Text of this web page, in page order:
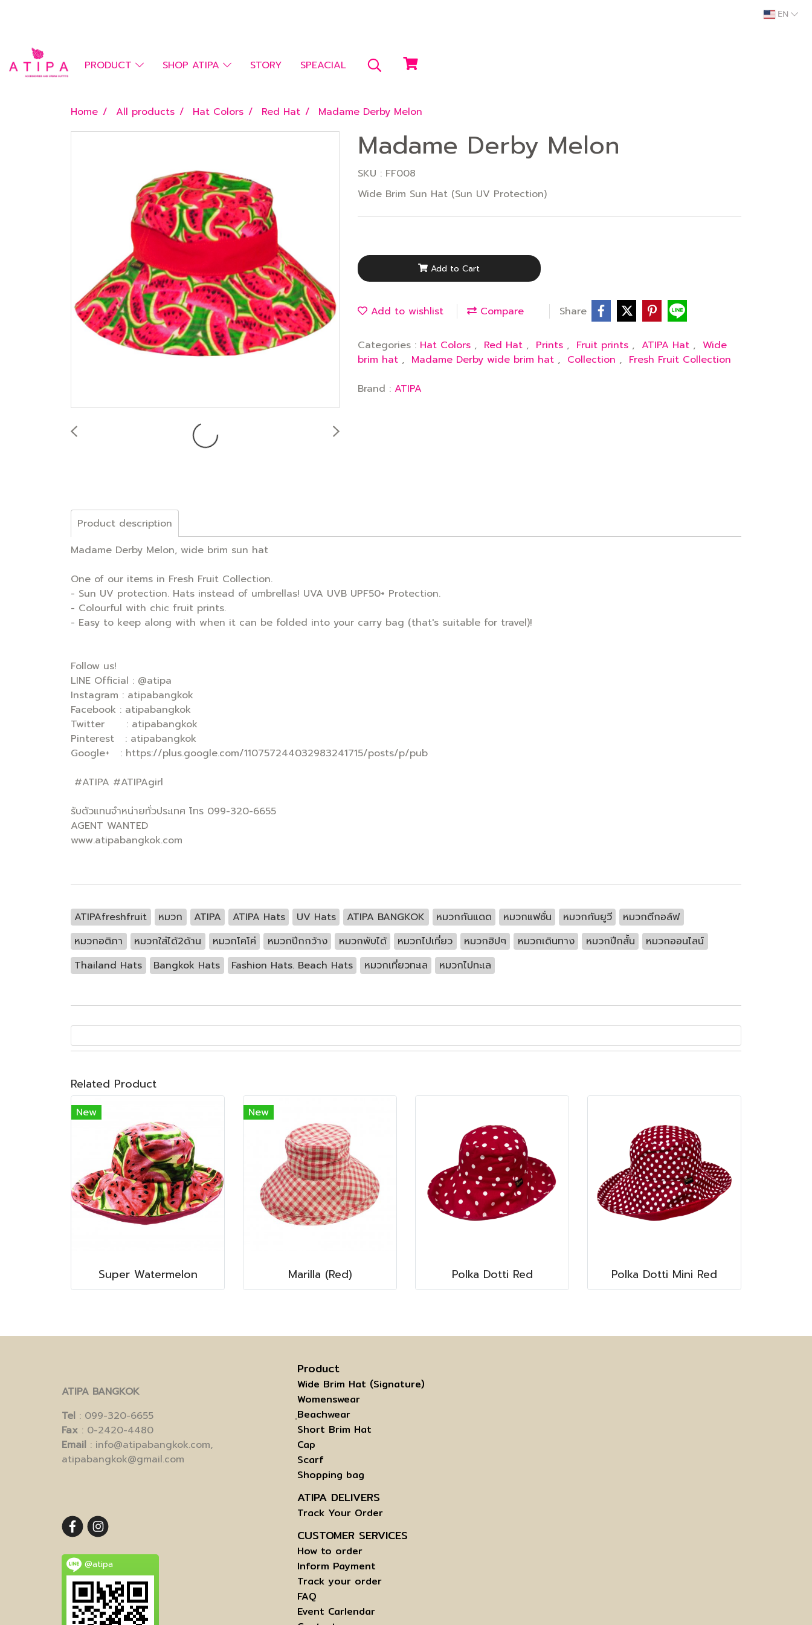
EN
PRODUCT SHOP ATIPA STORY SPEACIAL
Home All products Hat Colors Red Hat Madame Derby Melon
Madame Derby Melon
SKU : FF008
Wide Brim Sun Hat (Sun UV Protection)
Add to Cart
Add to wishlist Compare Share
Categories : Hat Colors , Red Hat , Prints , Fruit prints , ATIPA Hat , Wide
brim hat , Madame Derby wide brim hat , Collection , Fresh Fruit Collection
Brand : ATIPA
Product description
Madame Derby Melon, wide brim sun hat
One of our items in Fresh Fruit Collection.
- Sun UV protection. Hats instead of umbrellas! UVA UVB UPF50+ Protection.
- Colourful with chic fruit prints.
- Easy to keep along with when it can be folded into your carry bag (that's suitable for travel)!
Follow us!
LINE Official : @atipa
Instagram : atipabangkok
Facebook : atipabangkok
Twitter : atipabangkok
Pinterest : atipabangkok
Google+ : https://plus.google.com/110757244032983241715/posts/p/pub
#ATIPA #ATIPAgirl
รับตัวแทนจำหน่ายทั่วประเทศ โทร 099-320-6655
AGENT WANTED
www.atipabangkok.com
ATIPAfreshfruit หมวก ATIPA ATIPA Hats UV Hats ATIPA BANGKOK หมวกกันแดด หมวกแฟชั่น หมวกกันยูวี
หมวกตีกอล์ฟ
หมวกอติภา
หมวกใส่ได้2ด้าน หมวกโคโค่ หมวกปีกกว้าง หมวกพับได้ หมวกไปเที่ยว หมวกฮิปๆ หมวกเดินทาง หมวกปีกสั้น
หมวกออนไลน์
Thailand Hats
Bangkok Hats Fashion Hats. Beach Hats หมวกเที่ยวทะเล หมวกไปทะเล
Related Product
New
Super Watermelon
New
Marilla (Red) Polka Dotti Red Polka Dotti Mini Red
ATIPA BANGKOK
Tel : 099-320-6655
Fax : 0-2420-4480
Email : info@atipabangkok.com,
atipabangkok@gmail.com
@atipa
Product
Wide Brim Hat (Signature)
Womenswear
ฺBeachwear
Short Brim Hat
Cap
Scarf
Shopping bag
ATIPA DELIVERS
Track Your Order
CUSTOMER SERVICES
How to order
Inform Payment
Track your order
FAQ
Event Carlendar